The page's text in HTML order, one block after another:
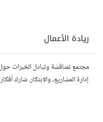
ريادة الأعمال
مجتمع لمناقشة وتبادل الخبرات
إدارة المشاريع، والابتكار. شارك